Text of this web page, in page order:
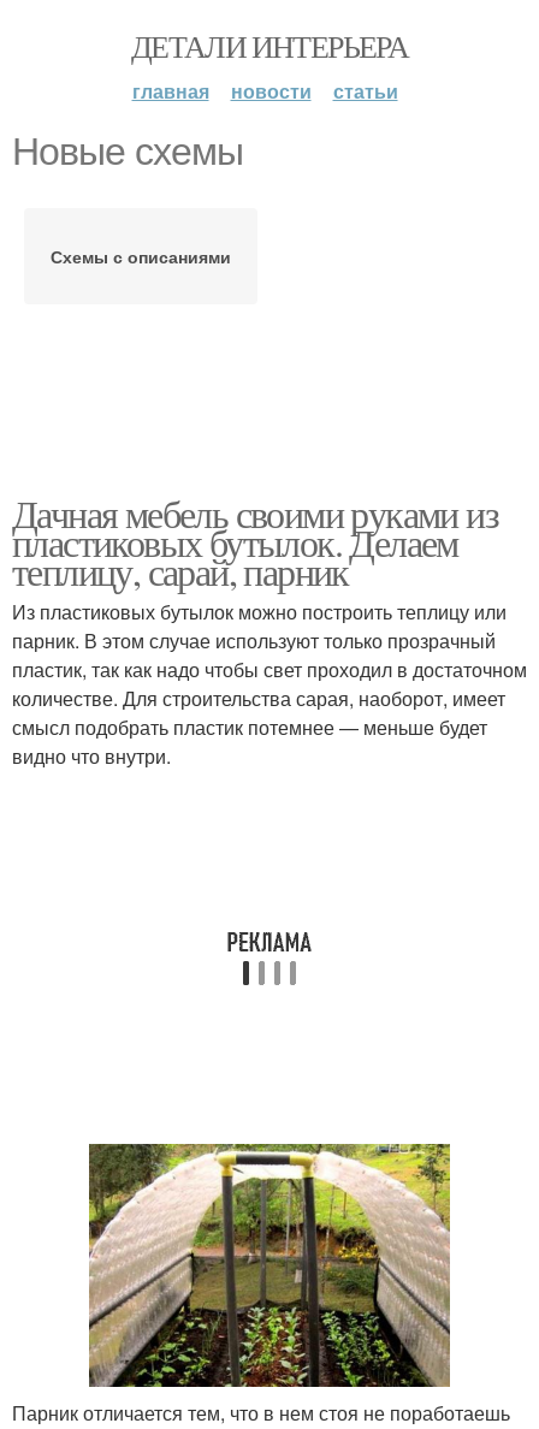
ДЕТАЛИ ИНТЕРЬЕРА
главная новости статьи
Новые схемы
Схемы с описаниями
Дачная мебель своими руками из
пластиковых бутылок. Делаем
теплицу, сарай, парник
Из пластиковых бутылок можно построить теплицу или
парник. В этом случае используют только прозрачный
пластик, так как надо чтобы свет проходил в достаточном
количестве. Для строительства сарая, наоборот, имеет
смысл подобрать пластик потемнее — меньше будет
видно что внутри.
Парник отличается тем, что в нем стоя не поработаешь